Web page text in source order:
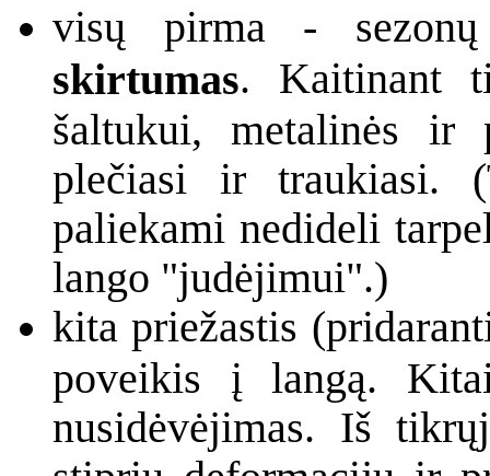
visų pirma -
skirtumas. Kaitinant
šaltukui, metalinės ir
plečiasi ir traukiasi.
paliekami nedideli
lango "judėjimui".)
kita priežastis
poveikis į langą.
nusidėvėjimas. Iš